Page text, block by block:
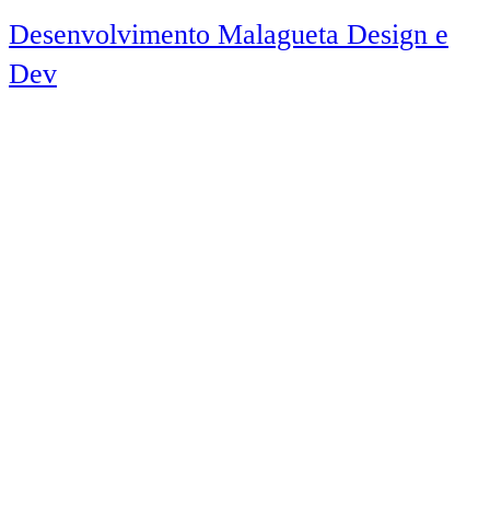
Desenvolvimento Malagueta Design e
Dev